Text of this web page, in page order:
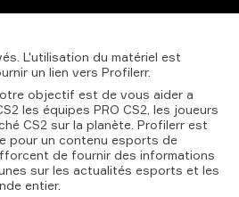
L'utilisation du matériel est
un lien vers Profilerr.
objectif est de vous aider a
les équipes PRO CS2, les joueurs
CS2 sur la planète. Profilerr est
pour un contenu esports de
de fournir des informations
sur les actualités esports et les
entier.